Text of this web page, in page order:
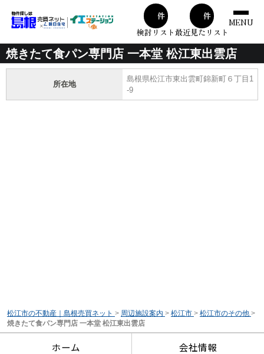
00件
検討リスト
00件
最近見たリスト
MENU
焼きたて食パン専門店 一本堂 松江東出雲店
所在地
島根県松江市東出雲町錦新町６丁目1
-9
松江市の不動産｜島根売買ネット > 周辺施設案内 > 松江市 > 松江市のその他 >
焼きたて食パン専門店 一本堂 松江東出雲店
ホーム 会社情報